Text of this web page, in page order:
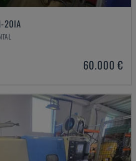
20IA
60.000 €